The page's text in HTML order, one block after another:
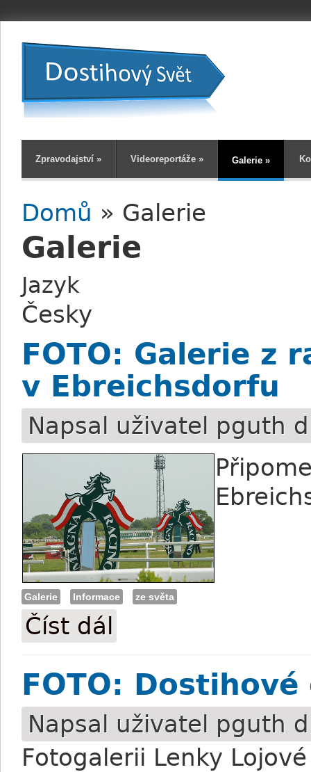
Zpravodajství » Videoreportáže » Galerie »
Jste zde
Domů » Galerie
Galerie
Jazyk
Česky
FOTO: Galerie z
v Ebreichsdorfu
Napsal uživatel pguth
Galerie Informace ze světa
Číst dál
FOTO:
Napsal uživatel pguth
Fotogalerii Lenky